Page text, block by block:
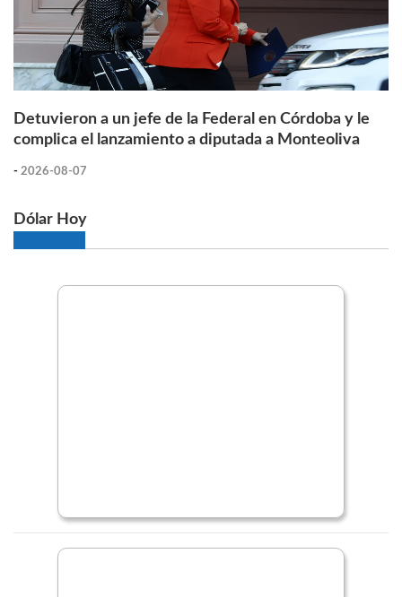
Detuvieron a un jefe de la Federal en Córdoba y le
complica el lanzamiento a diputada a Monteoliva
- 2026-08-07
Dólar Hoy